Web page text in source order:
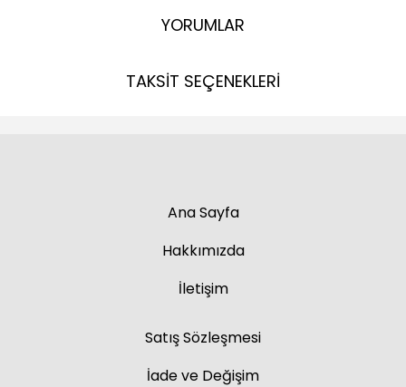
YORUMLAR
TAKSİT SEÇENEKLERİ
Ana Sayfa
Hakkımızda
İletişim
Satış Sözleşmesi
İade ve Değişim